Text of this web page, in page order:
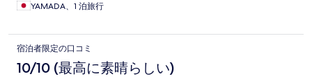
YAMADA、1 泊旅行
宿泊者限定の口コミ
10/10 (最高に素晴らしい)